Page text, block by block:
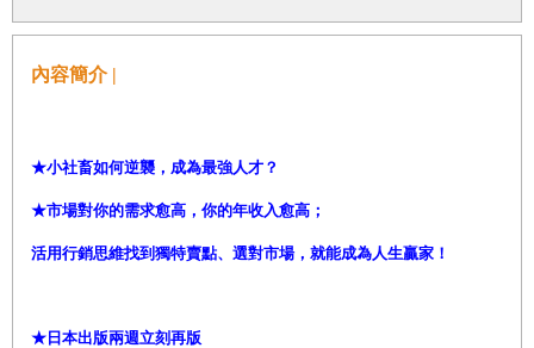
內容簡介 |
★小社畜如何逆襲， 成為最強人才？
★市場對你的需求愈高，你的年收入愈高；
活用行銷思維找到獨特賣點、選對市場，就能成為人生贏家！
★日本出版兩週立刻再版